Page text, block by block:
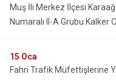
Muş İli Merkez İlçesi
Numaralı II-A Grubu Kalker
15 Oca
Fahri Trafik Müfettişlerine